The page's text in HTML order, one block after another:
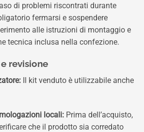
di problemi riscontrati durante
fermarsi e sospendere
alle istruzioni di montaggio e
tecnica inclusa nella confezione.
revisione
Il kit venduto è utilizzabile anche
locali: Prima dell’acquisto,
che il prodotto sia corredato